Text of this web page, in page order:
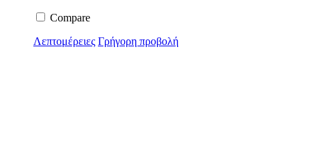
Compare
Λεπτομέρειες Γρήγορη προβολή